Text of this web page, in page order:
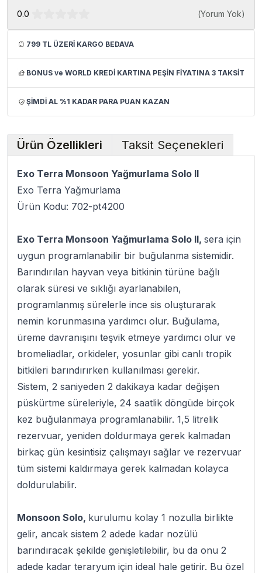
0.0 (Yorum Yok)
799 TL ÜZERİ KARGO BEDAVA
BONUS ve WORLD KREDİ KARTINA PEŞİN FİYATINA 3 TAKSİT
ŞİMDİ AL %1 KADAR PARA PUAN KAZAN
Ürün Özellikleri Taksit Seçenekleri
Exo Terra Monsoon Yağmurlama Solo II
Exo Terra Yağmurlama
Ürün Kodu: 702-pt4200
Exo Terra Monsoon Yağmurlama Solo II, sera için
uygun programlanabilir bir buğulanma sistemidir.
Barındırılan hayvan veya bitkinin türüne bağlı
olarak süresi ve sıklığı ayarlanabilen,
programlanmış sürelerle ince sis oluşturarak
nemin korunmasına yardımcı olur. Buğulama,
üreme davranışını teşvik etmeye yardımcı olur ve
bromeliadlar, orkideler, yosunlar gibi canlı tropik
bitkileri barındırırken kullanılması gerekir.
Sistem, 2 saniyeden 2 dakikaya kadar değişen
püskürtme süreleriyle, 24 saatlik döngüde birçok
kez buğulanmaya programlanabilir. 1,5 litrelik
rezervuar, yeniden doldurmaya gerek kalmadan
birkaç gün kesintisiz çalışmayı sağlar ve rezervuar
tüm sistemi kaldırmaya gerek kalmadan kolayca
doldurulabilir.
Monsoon Solo, kurulumu kolay 1 nozulla birlikte
gelir, ancak sistem 2 adede kadar nozülü
barındıracak şekilde genişletilebilir, bu da onu 2
adede kadar teraryum için ideal hale getirir. Bu özel